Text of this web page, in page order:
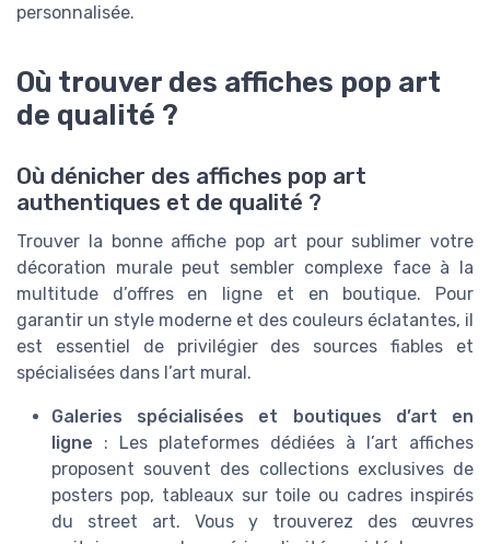
personnalisée.
Où trouver des affiches pop art
de qualité ?
Où dénicher des affiches pop art
authentiques et de qualité ?
Trouver la bonne affiche pop art pour sublimer votre
décoration murale peut sembler complexe face à la
multitude d’offres en ligne et en boutique. Pour
garantir un style moderne et des couleurs éclatantes, il
est essentiel de privilégier des sources fiables et
spécialisées dans l’art mural.
Galeries spécialisées et boutiques d’art en
ligne : Les plateformes dédiées à l’art affiches
proposent souvent des collections exclusives de
posters pop, tableaux sur toile ou cadres inspirés
du street art. Vous y trouverez des œuvres